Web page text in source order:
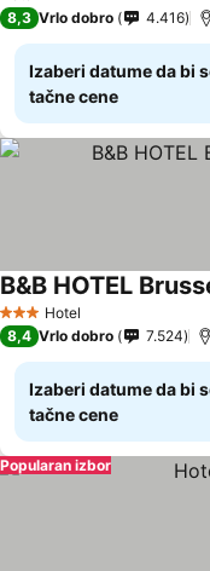
8,3 Vrlo dobro 4.416
Izaberi datume da bi
tačne cene
3 Zvezdice
Hotel
B&B HOTEL
8,4 Vrlo dobro 7.524
Izaberi datume da bi
tačne cene
Popularan izbor